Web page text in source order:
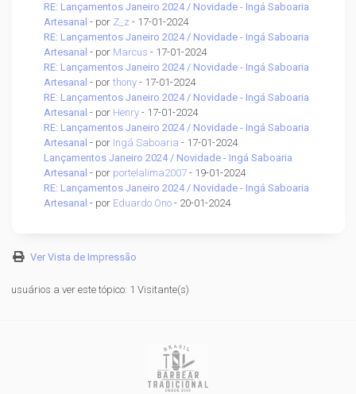
RE: Lançamentos Janeiro 2024 / Novidade - Ingá Saboaria
Artesanal - por Z_z - 17-01-2024
RE: Lançamentos Janeiro 2024 / Novidade - Ingá Saboaria
Artesanal - por Marcus - 17-01-2024
RE: Lançamentos Janeiro 2024 / Novidade - Ingá Saboaria
Artesanal - porthony - 17-01-2024
RE: Lançamentos Janeiro 2024 / Novidade - Ingá Saboaria
Artesanal - por Henry - 17-01-2024
RE: Lançamentos Janeiro 2024 / Novidade - Ingá Saboaria
Artesanal - por Ingá Saboaria - 17-01-2024
Lançamentos Janeiro 2024 / Novidade - Ingá Saboaria
Artesanal - por portelalima2007 - 19-01-2024
RE: Lançamentos Janeiro 2024 / Novidade - Ingá Saboaria
Artesanal - por Eduardo Ono - 20-01-2024
Ver Vista de Impressão
usuários a ver este tópico: 1 Visitante(s)